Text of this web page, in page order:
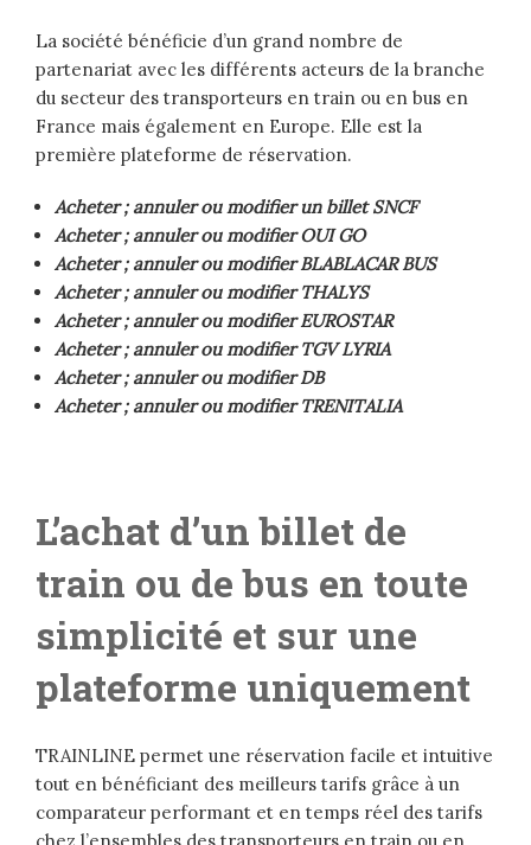
La société bénéficie d’un grand nombre de
partenariat avec les différents acteurs de la branche
du secteur des transporteurs en train ou en bus en
France mais également en Europe. Elle est la
première plateforme de réservation.
Acheter ; annuler ou modifier un billet SNCF
Acheter ; annuler ou modifier OUI GO
Acheter ; annuler ou modifier BLABLACAR BUS
Acheter ; annuler ou modifier THALYS
Acheter ; annuler ou modifier EUROSTAR
Acheter ; annuler ou modifier TGV LYRIA
Acheter ; annuler ou modifier DB
Acheter ; annuler ou modifier TRENITALIA
L’achat d’un billet de
train ou de bus en toute
simplicité et sur une
plateforme uniquement
TRAINLINE permet une réservation facile et intuitive
tout en bénéficiant des meilleurs tarifs grâce à un
comparateur performant et en temps réel des tarifs